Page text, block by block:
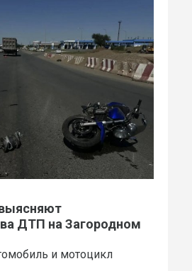
ДТП на Загородном
и мотоцикл